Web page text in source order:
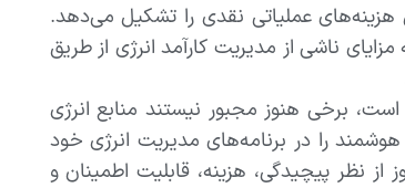
شرکت‌های معدنی است که تقریباً 30 درصد از کل هزینه‌های عملیاتی نقدی را تشکیل می‌دهد.
ناشی از مدیریت کارآمد انرژی از طریق
برخی هنوز مجبور نیستند منابع انرژی
را در برنامه‌های مدیریت انرژی خود
نظر پیچیدگی، هزینه، قابلیت اطمینان و